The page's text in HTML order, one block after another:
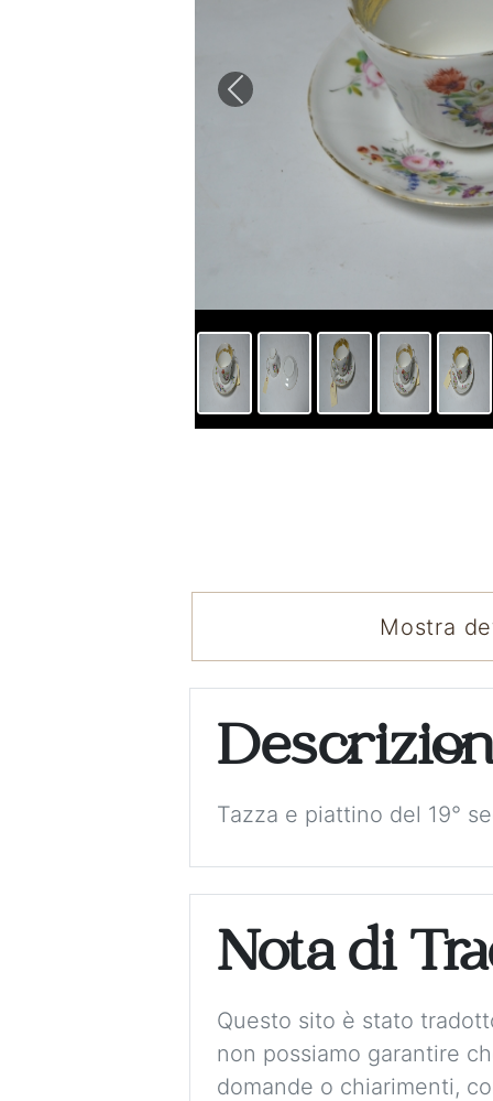
Previous
Mostra
Tazza e piattino del 19°
Nota di
Questo sito è stato
non possiamo garantire
domande o chiarimenti,